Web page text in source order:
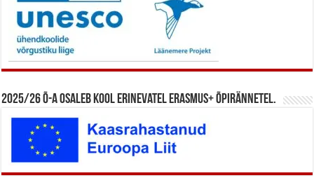
2025/26 õ-a osaleb kool erinevatel Erasmus+ õpirännetel.